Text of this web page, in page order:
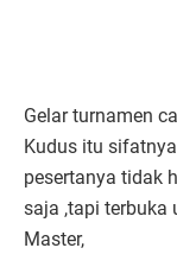
Gelar turnamen
Kudus itu
pesertanya tidak
saja ,tapi terbuka
Master,